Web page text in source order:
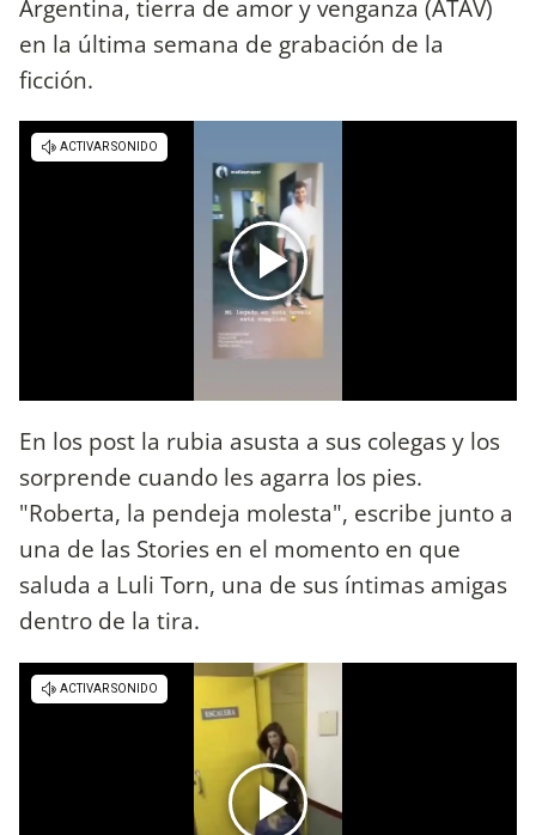
Argentina, tierra de amor y venganza (ATAV)
en la última semana de grabación de la
ficción.
En los post la rubia asusta a sus colegas y los
sorprende cuando les agarra los pies.
"Roberta, la pendeja molesta", escribe junto a
una de las Stories en el momento en que
saluda a Luli Torn, una de sus íntimas amigas
dentro de la tira.